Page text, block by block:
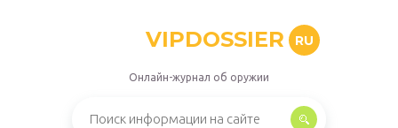
VIPDOSSIER RU
Онлайн-журнал об оружии